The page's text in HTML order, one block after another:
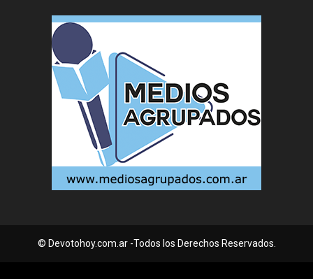
© Devotohoy.com.ar -Todos los Derechos Reservados.